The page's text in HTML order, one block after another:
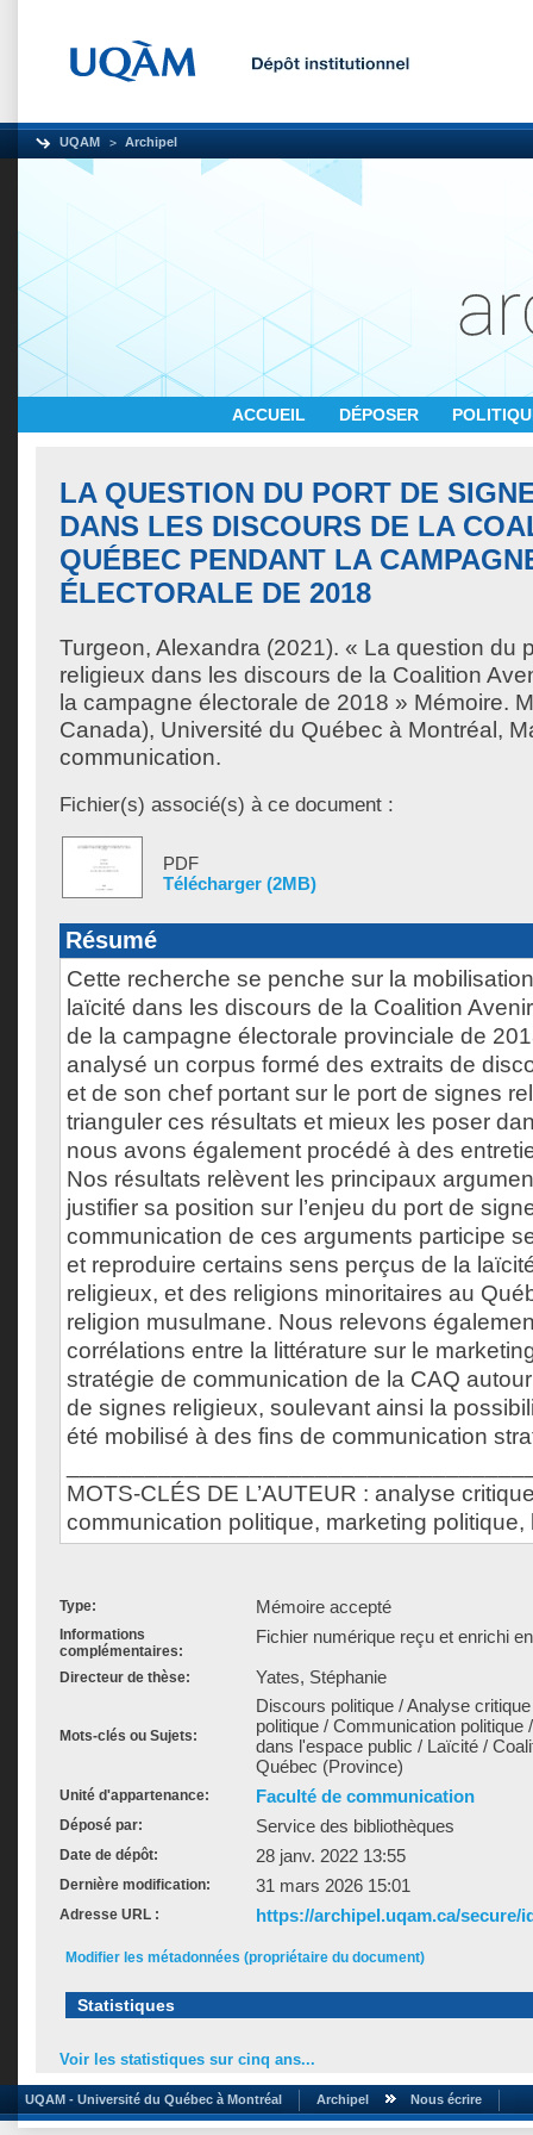
UQAM Archipel
ACCUEIL DÉPOSER
LA QUESTION DU PORT DE
DANS LES DISCOURS DE LA
QUÉBEC PENDANT LA
ÉLECTORALE DE 2018
Turgeon, Alexandra (2021). « La question du
religieux dans les discours de la Coalition
la campagne électorale de 2018 » Mémoire.
Canada), Université du Québec à Montréal,
communication.
Fichier(s) associé(s) à ce document :
PDF
Télécharger (2MB)
Résumé
Cette recherche se penche sur la
laïcité dans les discours de la Coalition
de la campagne électorale provinciale de
analysé un corpus formé des extraits de
et de son chef portant sur le port de signes
trianguler ces résultats et mieux les poser
nous avons également procédé à des
Nos résultats relèvent les principaux
justifier sa position sur l’enjeu du port de
communication de ces arguments participe
et reproduire certains sens perçus de la
religieux, et des religions minoritaires au
religion musulmane. Nous relevons
corrélations entre la littérature sur le
stratégie de communication de la CAQ
de signes religieux, soulevant ainsi la
été mobilisé à des fins de communication
MOTS-CLÉS DE L’AUTEUR : analyse
communication politique, marketing
Type: Mémoire accepté
Informations
complémentaires:
Fichier numérique reçu et enrichi
Directeur de thèse: Yates, Stéphanie
Mots-clés ou Sujets:
Discours politique / Analyse
politique / Communication politique
dans l'espace public / Laïcité /
Québec (Province)
Unité d'appartenance: Faculté de communication
Déposé par: Service des bibliothèques
Date de dépôt: 28 janv. 2022 13:55
Dernière modification: 31 mars 2026 15:01
Adresse URL : https://archipel.uqam.ca/secure/
Modifier les métadonnées (propriétaire du document)
Statistiques
Voir les statistiques sur cinq ans...
UQAM - Université du Québec à Montréal Archipel Nous écrire